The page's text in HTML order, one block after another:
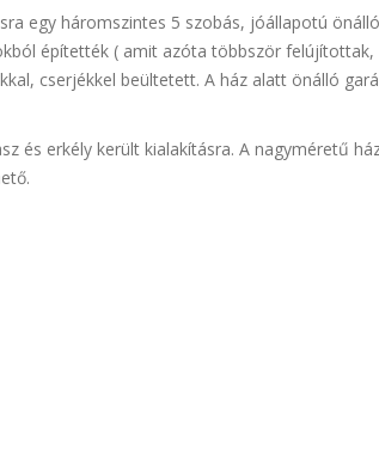
egy háromszintes 5 szobás, jóállapotú önálló
építették ( amit azóta többször felújítottak,
cserjékkel beültetett. A ház alatt önálló
és erkély került kialakításra. A nagyméretű